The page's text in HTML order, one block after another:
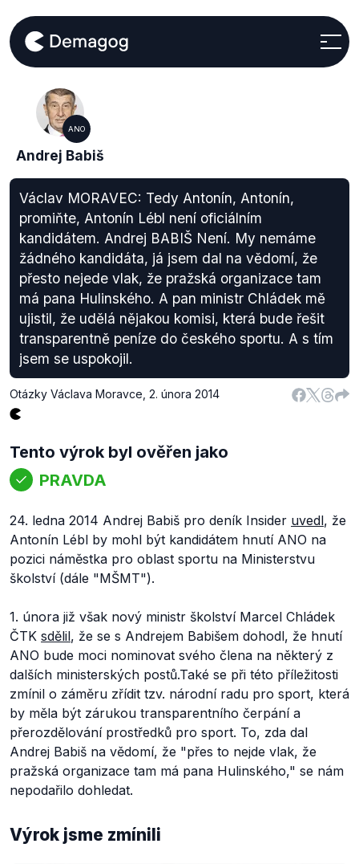
ANO
Andrej Babiš
Václav MORAVEC: Tedy Antonín, Antonín,
promiňte, Antonín Lébl není oficiálním
kandidátem. Andrej BABIŠ Není. My nemáme
žádného kandidáta, já jsem dal na vědomí, že
přesto nejede vlak, že pražská organizace tam
má pana Hulinského. A pan ministr Chládek mě
ujistil, že udělá nějakou komisi, která bude řešit
transparentně peníze do českého sportu. A s tím
jsem se uspokojil.
Otázky Václava Moravce 2. února 2014
Tento výrok byl ověřen jako
PRAVDA
24. ledna 2014 Andrej Babiš pro deník Insider uvedl, že
Antonín Lébl by mohl být kandidátem hnutí ANO na
pozici náměstka pro oblast sportu na Ministerstvu
školství (dále "MŠMT").
1. února již však nový ministr školství Marcel Chládek
ČTK sdělil, že se s Andrejem Babišem dohodl, že hnutí
ANO bude moci nominovat svého člena na některý z
dalších ministerských postů.Také se při této příležitosti
zmínil o záměru zřídit tzv. národní radu pro sport, která
by měla být zárukou transparentního čerpání a
přerozdělování prostředků pro sport. To, zda dal
Andrej Babiš na vědomí, že "přes to nejde vlak, že
pražská organizace tam má pana Hulinského," se nám
nepodařilo dohledat.
Výrok jsme zmínili